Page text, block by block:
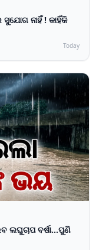
ନାହିଁ ! କାହିଁକି
Today
ଲଘୁଚାପ ବର୍ଷା...ପୁଣି